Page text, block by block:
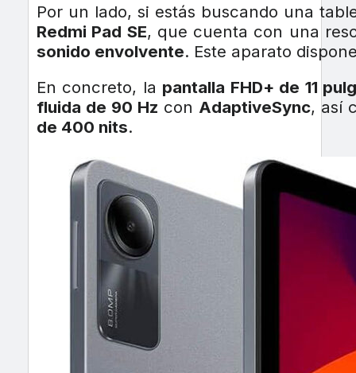
Por un lado, si estás buscando una
Redmi Pad SE, que cuenta con una
sonido envolvente. Este aparato
En concreto, la pantalla FHD+ de 11
fluida de 90 Hz con AdaptiveSync, así
de 400 nits.